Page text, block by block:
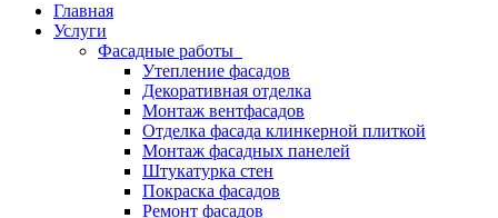
Главная
Услуги
Фасадные работы
Утепление фасадов
Декоративная отделка
Монтаж вентфасадов
Отделка фасада клинкерной плиткой
Монтаж фасадных панелей
Штукатурка стен
Покраска фасадов
Ремонт фасадов